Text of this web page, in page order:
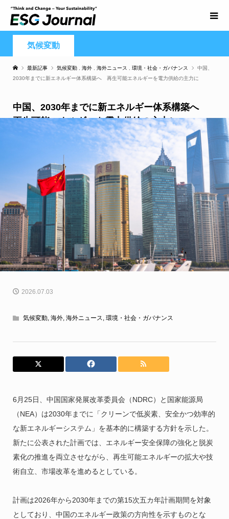
気候変動
最新記事 気候変動 海外 海外ニュース 環境・社会・ガバナンス
中国、
2030年までに新エネルギー体系構築へ 再生可能エネルギーを電力供給の主力に
中国、2030年までに新エネルギー体系構築へ
再生可能エネルギーを電力供給の主力に
2026.07.03
気候変動, 海外, 海外ニュース, 環境・社会・ガバナンス
6月25日、中国国家発展改革委員会（NDRC）と国家能源局
（NEA）は2030年までに「クリーンで低炭素、安全かつ効率的
な新エネルギーシステム」を基本的に構築する方針を示した。
新たに公表された計画では、エネルギー安全保障の強化と脱炭
素化の推進を両立させながら、再生可能エネルギーの拡大や技
術自立、市場改革を進めるとしている。
計画は2026年から2030年までの第15次五カ年計画期間を対象
としており、中国のエネルギー政策の方向性を示すものとな